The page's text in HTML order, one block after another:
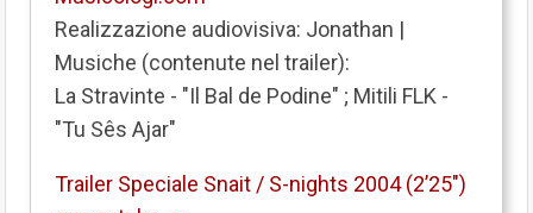
Realizzazione audiovisiva: Jonathan |
Musiche (contenute nel trailer):
La Stravinte - "Il Bal de Podine" ; Mitili FLK -
"Tu Sês Ajar"
Trailer Speciale Snait / S-nights 2004 (2’25″)